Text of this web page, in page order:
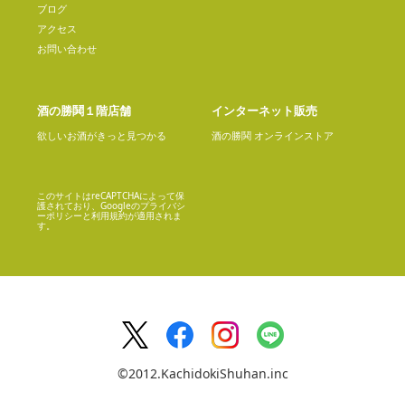
ブログ
アクセス
お問い合わせ
酒の勝鬨１階店舗
欲しいお酒がきっと見つかる
インターネット販売
酒の勝鬨 オンラインストア
このサイトはreCAPTCHAによって保
護されており、Googleのプライバシ
ーポリシー と利用規約が適用されま
す。
©2012.KachidokiShuhan.inc